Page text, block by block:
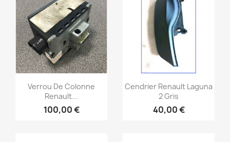
Aperçu rapide
Verrou De Colonne
Renault...
100,00 €
Aperçu rapide
Cendrier Renault Laguna
2 Gris
40,00 €